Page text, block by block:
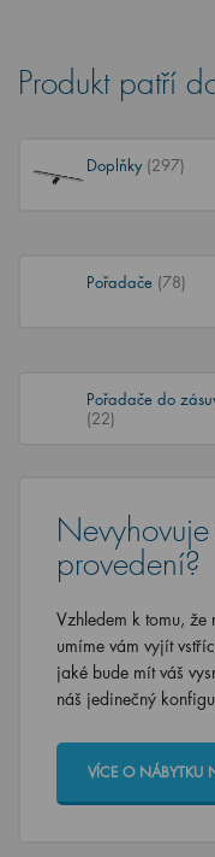
Produkt patří
Doplňky (297)
Pořadače (78)
Pořadače do
(22)
provedení?
Vzhledem k tomu,
umíme vám vyjít
jaké bude mít váš
náš jedinečný
VÍCE O NÁBYTKU